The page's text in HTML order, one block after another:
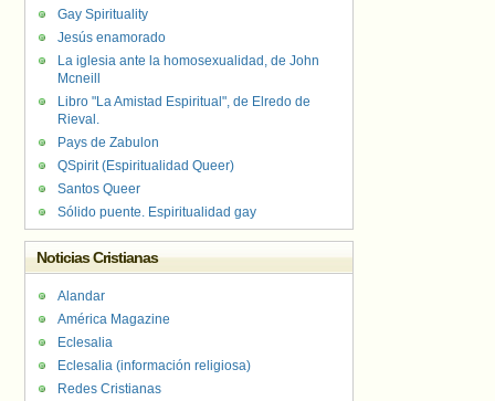
Gay Spirituality
Jesús enamorado
La iglesia ante la homosexualidad, de John
Mcneill
Libro "La Amistad Espiritual", de Elredo de
Rieval.
Pays de Zabulon
QSpirit (Espiritualidad Queer)
Santos Queer
Sólido puente. Espiritualidad gay
Noticias Cristianas
Alandar
América Magazine
Eclesalia
Eclesalia (información religiosa)
Redes Cristianas